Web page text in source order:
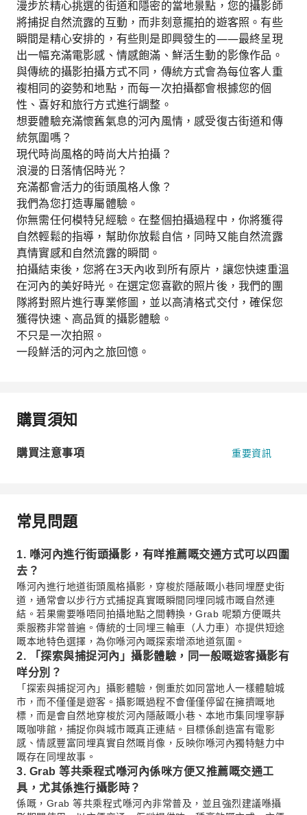
漫步於精心挑選的街道和隱密的當地景點，您的攝影師
將捕捉自然流露的互動，而非刻意擺拍的遊客照。有些
瞬間是精心安排的，有些則是即興發生的——最終呈現
出一幅充滿電影感、情感飽滿、鮮活生動的影像作品。
與傳統的攝影拍攝方式不同，傳統方式會為每位客人重
複相同的姿勢和地點，而每一次拍攝都會根據您的個
性、喜好和旅行方式進行調整。
想要體驗充滿懷舊氣息的河內風情，感受復古街道和傳
統氛圍嗎？
現代時尚風格的時尚大片拍攝？
浪漫的日落情侶時光？
充滿都會活力的街頭風格人像？
我們為您打造專屬體驗。
你無需任何模特兒經驗。在整個拍攝過程中，你將獲得
自然輕鬆的指導，幫助你放鬆自信，同時又能自然流露
真情實感和自然流露的瞬間。
拍攝結束後，您將在3天內收到所有原片，讓您快速重溫
在河內​​的美好時光。在選定您喜歡的照片後，我們的團
隊將對照片進行專業修圖，並以高清格式交付，確保您
獲得快速、高品質的攝影體驗。
不只是一次拍照。
一段鮮活的河內之旅回憶。
購買須知
購買注意事項 重要資訊
常見問題
1. 喺河內進行街頭攝影，有咩推薦嘅交通方式可以四圍
去？
喺河內進行地道街頭風格攝影，穿梭於隱蔽嘅小巷同埋歷史街
道，通常會以步行方式捕捉真實嘅瞬間同埋同城市嘅自然連
結。若果需要喺唔同拍攝地點之間轉換，Grab 呢類方便嘅共
乘服務非常普遍。傳統的士同埋三輪車（人力車）亦提供短途
嘅本地特色選擇，為你喺河內嘅探索增添地道氛圍。
2. 「探索與捕捉河內」攝影體驗，同一般嘅遊客攝影有
咩分別？
「探索與捕捉河內」攝影體驗，側重於如同當地人一樣體驗城
市，而不僅僅是遊客。攝影嘅過程不會僅僅停留在擁擠嘅地
標，而是會自然地穿梭於河內隱蔽嘅小巷、本地市集同埋寧靜
嘅咖啡館，捕捉你與城市嘅真正連結。目標係創造富有電影
感、情感豐富同埋真實自然嘅肖像，反映你喺河內獨特魅力中
嘅存在同埋故事。
3. Grab 等共乘程式喺河內係咪方便又推薦嘅交通工
具，尤其係進行攝影時？
係嘅，Grab 等共乘程式喺河內非常普及，並且強烈建議喺攝